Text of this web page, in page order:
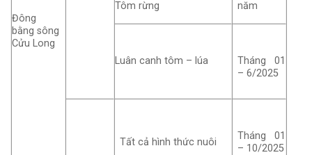
Đông
bằng sông
Cửu Long
Tôm rừng
năm
Luân canh tôm – lúa
Tháng 01
– 6/2025
Tất cả hình thức nuôi
Tháng 01
– 10/2025